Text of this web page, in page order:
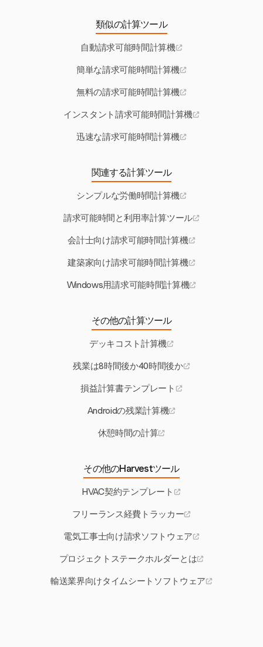
類似の計算ツール
自動請求可能時間計算機
簡単な請求可能時間計算機
無料の請求可能時間計算機
インスタント請求可能時間計算機
迅速な請求可能時間計算機
関連する計算ツール
シンプルな労働時間計算機
請求可能時間と利用率計算ツール
会計士向け請求可能時間計算機
建築家向け請求可能時間計算機
Windows用請求可能時間計算機
その他の計算ツール
デッキコスト計算機
残業は8時間後か40時間後か
損益計算書テンプレート
Androidの残業計算機
休憩時間の計算
その他のHarvestツール
HVAC契約テンプレート
フリーランス経費トラッカー
電気工事士向け請求ソフトウェア
プロジェクトステークホルダーとは
輸送業界向けタイムシートソフトウェア